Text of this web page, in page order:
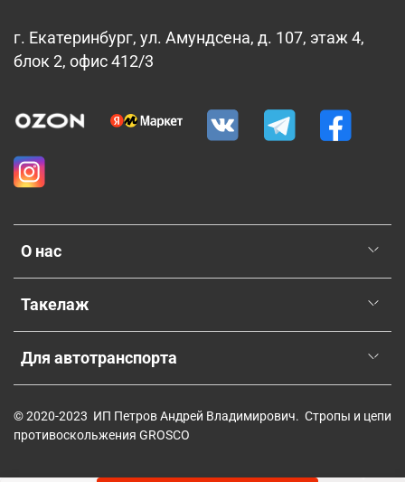
О нас
Такелаж
Для автотранспорта
г. Екатеринбург, ул. Амундсена, д. 107, этаж 4,
блок 2, офис 412/3
© 2020-2023 ИП Петров Андрей Владимирович. Стропы и цепи
противоскольжения GROSCO